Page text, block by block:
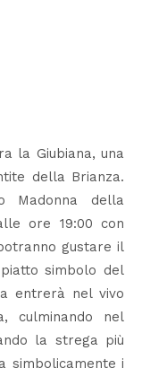
la Giubiana, una
della Brianza.
Madonna della
ore 19:00 con
gustare il
simbolo del
entrerà nel vivo
culminando nel
la strega più
simbolicamente i